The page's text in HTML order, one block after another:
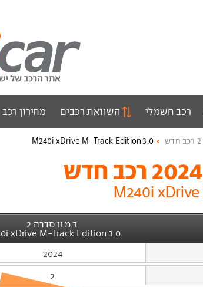
רכב חשמלי השוואת רכבים מחירון רכב
3.0 M240i xDrive M-Track Edition
רכב חדש
ב.מ.וו סדרה 2
3.0 M240i xDrive M-Track Edition
2024
2